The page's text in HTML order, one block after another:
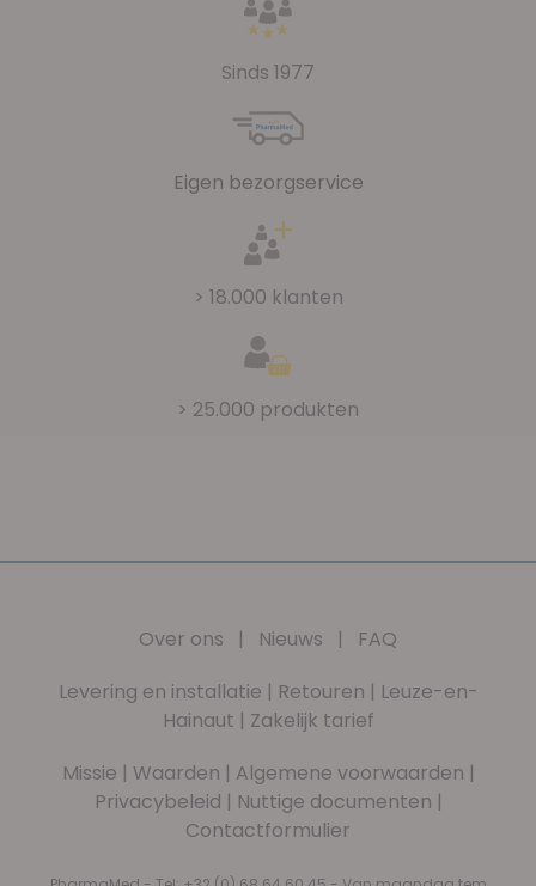
Sinds 1977
Eigen bezorgservice
> 18.000 klanten
> 25.000 produkten
Over ons | Nieuws | FAQ
Levering en installatie | Retouren | Leuze-en-
Hainaut | Zakelijk tarief
Missie | Waarden | Algemene voorwaarden |
Privacybeleid | Nuttige documenten |
Contactformulier